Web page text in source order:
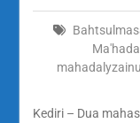
Kediri – Dua